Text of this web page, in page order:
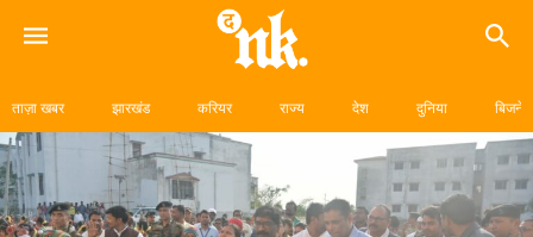
ताज़ा खबर झारखंड करियर राज्य देश दुनिया बिजनेस